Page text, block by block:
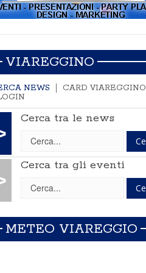
VIAREGGINO
NEWS
CARD VIAREGGINO
Cerca tra le news
Cerca tra gli eventi
METEO VIAREGGIO